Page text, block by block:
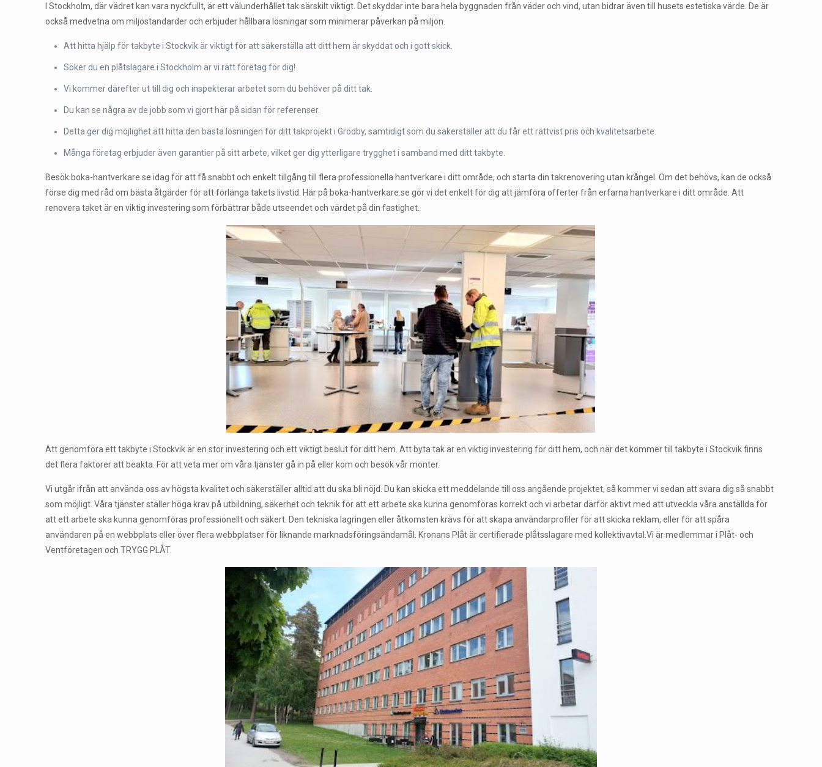
I Stockholm, där vädret kan vara nyckfullt, är ett välunderhållet tak särskilt viktigt. Det skyddar inte bara hela byggnaden från väder och vind, utan bidrar även till husets estetiska värde. De är
också medvetna om miljöstandarder och erbjuder hållbara lösningar som minimerar påverkan på miljön.
Att hitta hjälp för takbyte i Stockvik är viktigt för att säkerställa att ditt hem är skyddat och i gott skick.
Söker du en plåtslagare i Stockholm är vi rätt företag för dig!
Vi kommer därefter ut till dig och inspekterar arbetet som du behöver på ditt tak.
Du kan se några av de jobb som vi gjort här på sidan för referenser.
Detta ger dig möjlighet att hitta den bästa lösningen för ditt takprojekt i Grödby, samtidigt som du säkerställer att du får ett rättvist pris och kvalitetsarbete.
Många företag erbjuder även garantier på sitt arbete, vilket ger dig ytterligare trygghet i samband med ditt takbyte.
Besök boka-hantverkare.se idag för att få snabbt och enkelt tillgång till flera professionella hantverkare i ditt område, och starta din takrenovering utan krångel. Om det behövs, kan de också
förse dig med råd om bästa åtgärder för att förlänga takets livstid. Här på boka-hantverkare.se gör vi det enkelt för dig att jämföra offerter från erfarna hantverkare i ditt område. Att
renovera taket är en viktig investering som förbättrar både utseendet och värdet på din fastighet.
Att genomföra ett takbyte i Stockvik är en stor investering och ett viktigt beslut för ditt hem. Att byta tak är en viktig investering för ditt hem, och när det kommer till takbyte i Stockvik finns
det flera faktorer att beakta. För att veta mer om våra tjänster gå in på eller kom och besök vår monter.
Vi utgår ifrån att använda oss av högsta kvalitet och säkerställer alltid att du ska bli nöjd. Du kan skicka ett meddelande till oss angående projektet, så kommer vi sedan att svara dig så snabbt
som möjligt. Våra tjänster ställer höga krav på utbildning, säkerhet och teknik för att ett arbete ska kunna genomföras korrekt och vi arbetar därför aktivt med att utveckla våra anställda för
att ett arbete ska kunna genomföras professionellt och säkert. Den tekniska lagringen eller åtkomsten krävs för att skapa användarprofiler för att skicka reklam, eller för att spåra
användaren på en webbplats eller över flera webbplatser för liknande marknadsföringsändamål. Kronans Plåt är certifierade plåtsslagare med kollektivavtal.Vi är medlemmar i Plåt- och
Ventföretagen och TRYGG PLÅT.